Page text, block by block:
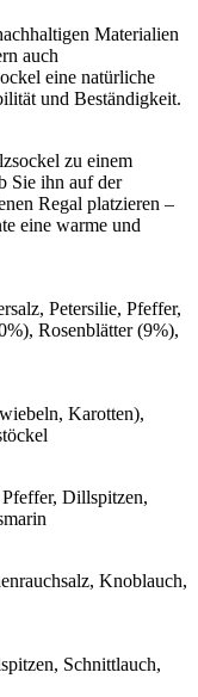
Materialien
auch
eine natürliche
und Beständigkeit.
zu einem
Sie ihn auf der
Regal platzieren –
eine warme und
Petersilie, Pfeffer,
Rosenblätter (9%),
Karotten),
Dillspitzen,
Knoblauch,
Schnittlauch,